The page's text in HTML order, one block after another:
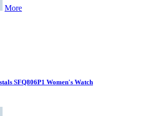
More
SFQ806P1 Women's Watch